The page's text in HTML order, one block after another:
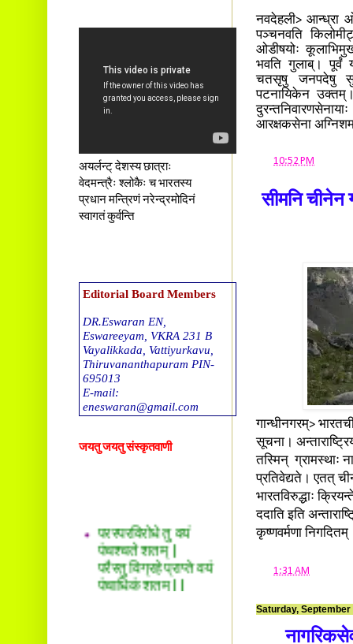
नवदेहली> आन्ध्रा
पञ्चनवति
ओडीषयोः कूलाभिमुखं
भवति गुलाब्। पूर्वं
चतसृषु जनपदेषु
पटनायिकेन उक्तम्।
आरक्षकसेना
10:52 PM
सीमनि चीनेन
गान्धीनगरम्>
सूचना।
तस्मिन् ग्रामस्थाः
प्रतिवेद्यते। एतत्
भारतविरुद्धाः
ददाति इति
कृष्णवर्मणा
1:31 AM
Saturday, September
अयर्लन्ट् देशस्य छात्राः
वेदमन्त्रैः श्लोकैः च भारतस्य
प्रधान मन्त्रिणं नरेन्द्रमोदिनं
स्वागतं कुर्वन्ति
Editorial Board Members
DR.Eswaran EN,
Eswareeyam, VKRA 231 B
Vayalikkada, Vattiyurkavu,
Thiruvananthapuram PIN-
695013
E-mail:
eneswaran@gmail.com
Tholalil, Okkal 683550. E-
P O -683578
E-mail:
drsreepradeep@gmail.com
Ravikumar. S
जयतु जयतु संस्कृतवाणी
पंचश्चते शतम् |
परैस्तु विग्रहे प्राप्ते वयं
पंचाधिकं शतम् ||